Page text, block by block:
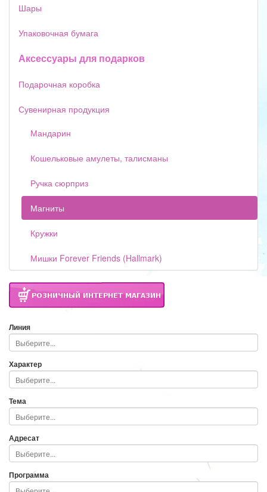
Шары
Упаковочная бумага
Аксессуары для подарков
Подарочная коробка
Сувенирная продукция
Мандарин
Кошельковые амулеты, талисманы
Ручка сюрприз
Магниты
Кружки
Мишки Forever Friends (Hallmark)
Линия
Характер
Тема
Адресат
Программа